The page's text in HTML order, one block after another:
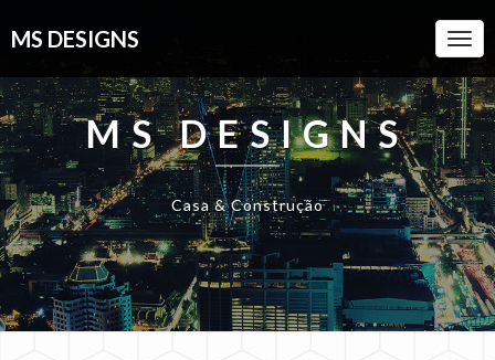
MS DESIGNS
MS DESIGNS
Casa & Construção